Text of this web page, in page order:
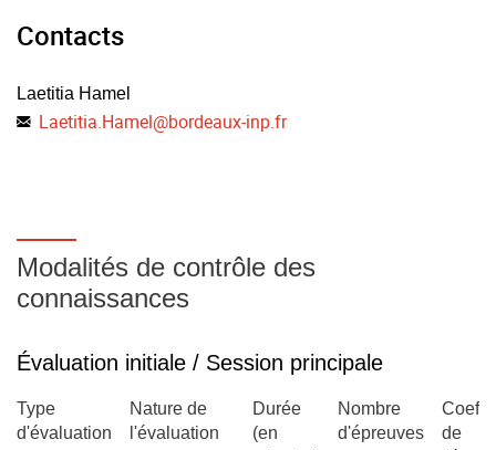
Contacts
Laetitia Hamel
Laetitia.Hamel@bordeaux-inp.fr
Modalités de contrôle des
connaissances
Évaluation initiale / Session principale
Type
d'évaluation
Nature de
l'évaluation
Durée
(en
Nombre
d'épreuves
de